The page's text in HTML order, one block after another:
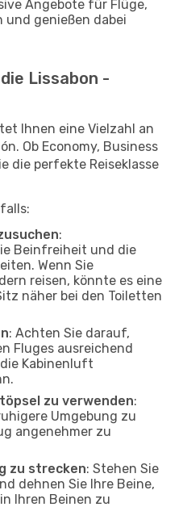
Angebote für Flüge,
und genießen dabei
Lissabon -
Ihnen eine Vielzahl an
Ob Economy, Business
die perfekte Reiseklasse
:
Beinfreiheit und die
Wenn Sie
reisen, könnte es eine
näher bei den Toiletten
: Achten Sie darauf,
Fluges ausreichend
Kabinenluft
zu verwenden:
Umgebung zu
angenehmer zu
zu strecken: Stehen Sie
dehnen Sie Ihre Beine,
Ihren Beinen zu